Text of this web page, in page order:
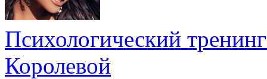
Психологический
Королевой